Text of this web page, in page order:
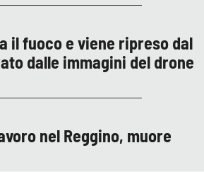
il fuoco e viene ripreso dal
dalle immagini del drone
nel Reggino, muore